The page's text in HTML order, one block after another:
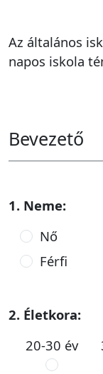
Az általános
napos iskola
Bevezető
1. Neme:
Nő
Férfi
2. Életkora:
20-30 év